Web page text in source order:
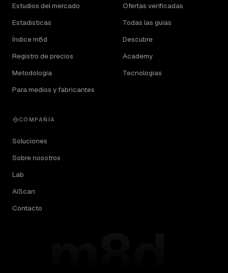
Estudios del mercado
Estadísticas
Índice m8d
Registro de precios
Metodología
Para medios y fabricantes
Ofertas verificadas
Todas las guías
Descubre
Academy
Tecnologías
COMPAÑÍA
Soluciones
Sobre nosotros
Lab
AiScan
Contacto